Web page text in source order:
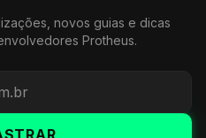
novos guias e dicas
Protheus.